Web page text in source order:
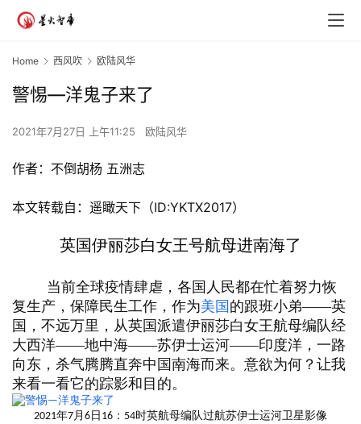
Home 西风吹 欧陆风华
警惕—洋鬼子来了
2021年7月27日 上午11:25 欧陆风华
作者：不倒胡杨 五洲志
本文转载自：遥瞰天下（ID:YKTX2017）
英国伊丽莎白女王号航母进南海了
当前全球疫情肆虐，各国人民都在忙着努力恢
复生产，保障民生工作，作为美国 的跟班小弟——英
国，不远万里，从英国派遣伊丽莎白女王航母编队经
大西洋——地中海——苏伊士运河——印度洋，一路
向东，杀气腾腾直奔中国南海而来。意欲为何？让我
来看一看它的踪影和目的。
2021年7月6日16：54时英航母编队过航苏伊士运河卫星影像